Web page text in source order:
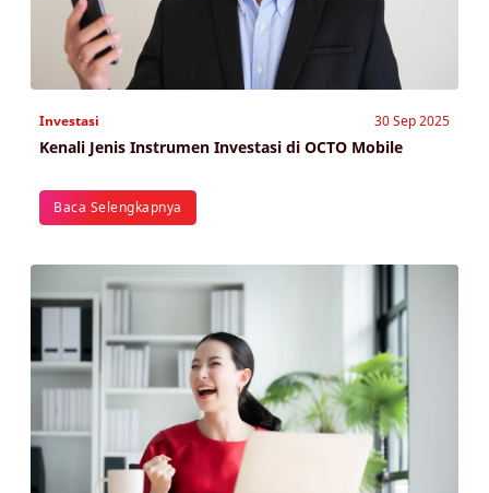
Investasi 30 Sep 2025
Kenali Jenis Instrumen Investasi di OCTO Mobile
Baca Selengkapnya